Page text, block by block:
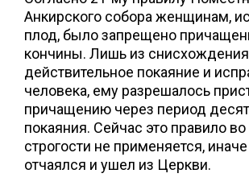
Анкирского собора женщинам,
плод, было запрещено
кончины. Лишь из
действительное покаяние и
человека, ему разрешалось
причащению через период
покаяния. Сейчас это правило
строгости не применяется,
отчаялся и ушел из Церкви.